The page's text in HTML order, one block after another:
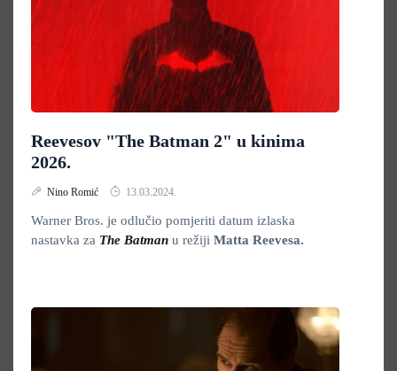
Reevesov "The Batman 2" u kinima
2026.
Nino Romić 13.03.2024.
Warner Bros. je odlučio pomjeriti datum izlaska
nastavka za The Batman u režiji Matta Reevesa.